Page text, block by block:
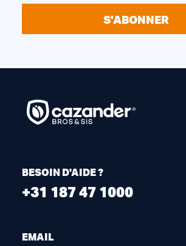
S'ABONNER
BESOIN D'AIDE ?
+31 187 47 1000
EMAIL